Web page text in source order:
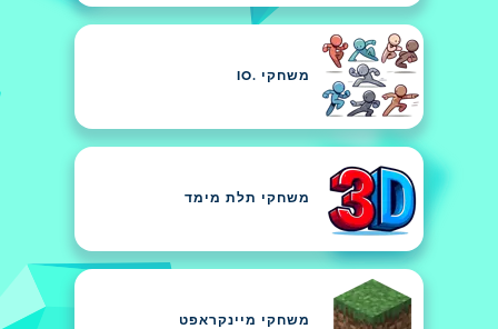
משחקי .IO
משחקי תלת מימד
משחקי מיינקראפט